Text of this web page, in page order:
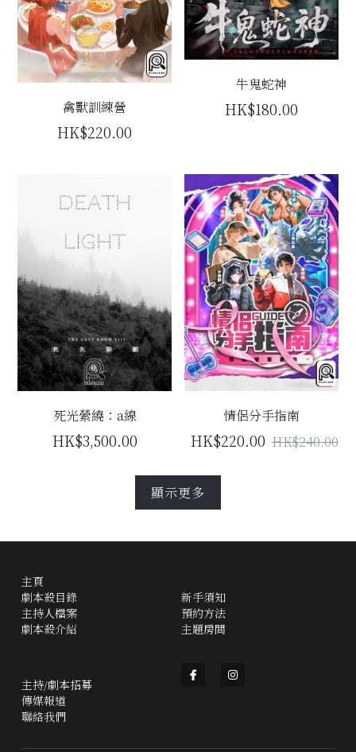
禽獸訓練營
HK$220.00
牛鬼蛇神
HK$180.00
死光縈繞：a線
HK$3,500.00
情侶分手指南
HK$220.00 HK$240.00
顯示更多
主頁
劇本殺目錄
主持人檔案
劇本殺介紹
新手須知
預約方法
主題房間
主持/劇本招募
傳媒報道
聯絡我們